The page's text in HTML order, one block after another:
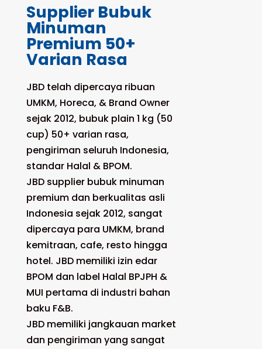
Supplier Bubuk
Minuman
Premium 50+
Varian Rasa
JBD telah dipercaya ribuan
UMKM, Horeca, & Brand Owner
sejak 2012, bubuk plain 1 kg (50
cup) 50+ varian rasa,
pengiriman seluruh Indonesia,
standar Halal & BPOM.
JBD supplier bubuk minuman
premium dan berkualitas asli
Indonesia sejak 2012, sangat
dipercaya para UMKM, brand
kemitraan, cafe, resto hingga
hotel. JBD memiliki izin edar
BPOM dan label Halal BPJPH &
MUI pertama di industri bahan
baku F&B.
JBD memiliki jangkauan market
dan pengiriman yang sangat